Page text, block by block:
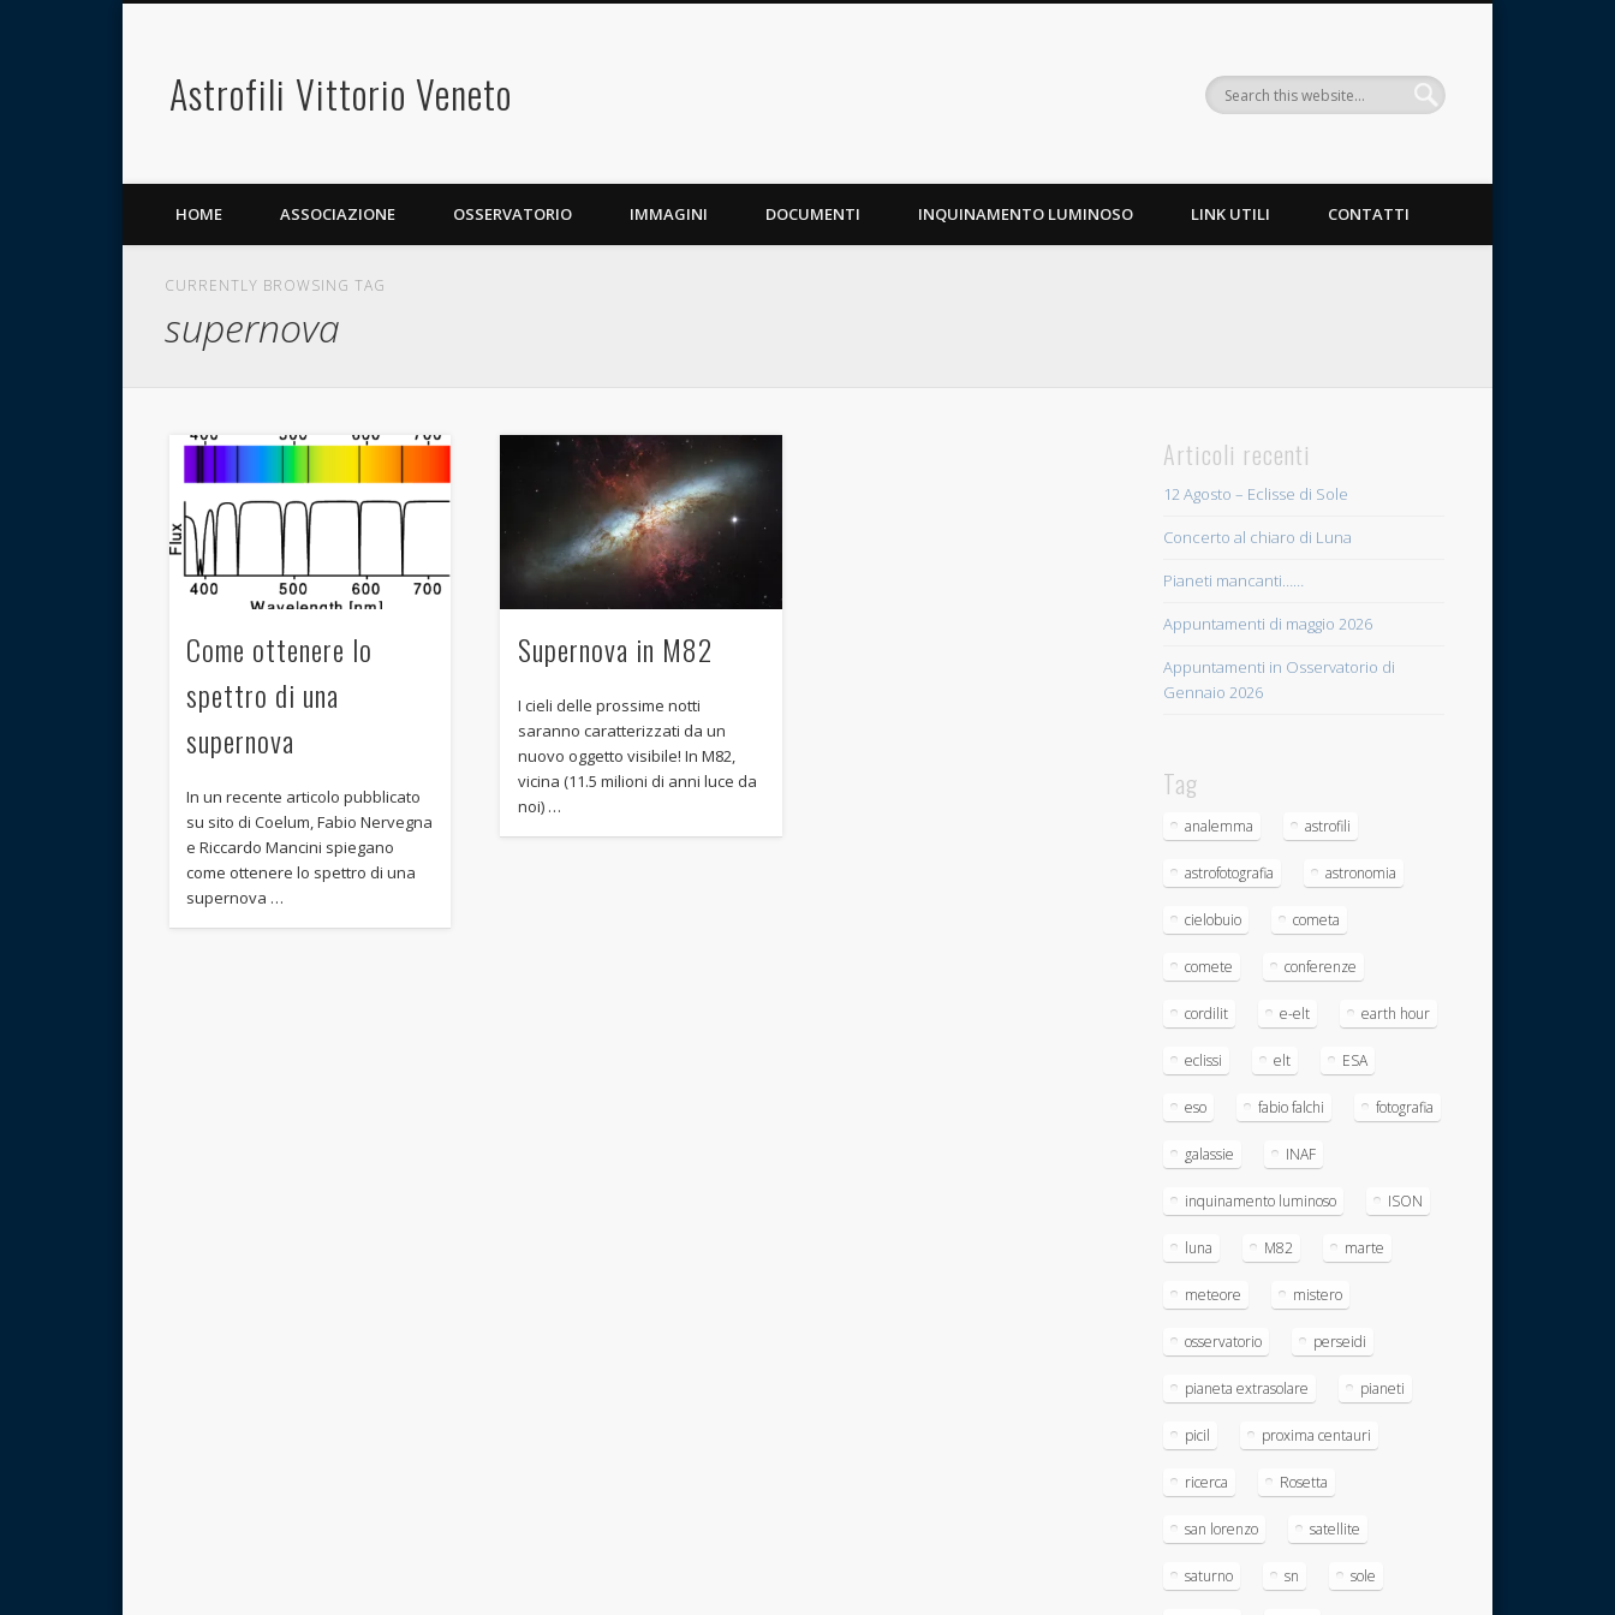
Astrofili Vittorio Veneto
HOME ASSOCIAZIONE OSSERVATORIO IMMAGINI DOCUMENTI INQUINAMENTO LUMINOSO LINK UTILI CONTATTI
CURRENTLY BROWSING TAG
supernova
Come ottenere lo
spettro di una
supernova
In un recente articolo pubblicato
su sito di Coelum, Fabio Nervegna
e Riccardo Mancini spiegano
come ottenere lo spettro di una
supernova …
Supernova in M82
I cieli delle prossime notti
saranno caratterizzati da un
nuovo oggetto visibile! In M82,
vicina (11.5 milioni di anni luce da
noi) …
Articoli recenti
12 Agosto – Eclisse di Sole
Concerto al chiaro di Luna
Pianeti mancanti……
Appuntamenti di maggio 2026
Appuntamenti in Osservatorio di
Gennaio 2026
Tag
analemma astrofili
astrofotografia astronomia
cielobuio cometa
comete conferenze
cordilit e-elt earth hour
eclissi elt ESA
eso fabio falchi fotografia
galassie INAF
inquinamento luminoso ISON
luna M82 marte
meteore mistero
osservatorio perseidi
pianeta extrasolare pianeti
picil proxima centauri
ricerca Rosetta
san lorenzo satellite
saturno sn sole